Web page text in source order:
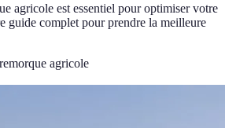
agricole est essentiel pour optimiser votre
guide complet pour prendre la meilleure
agricole